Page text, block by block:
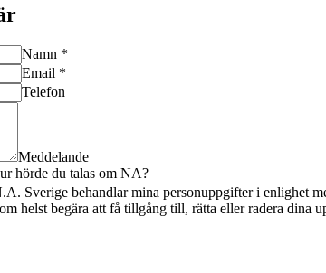
Namn *
Email *
Telefon
Meddelande
hörde du talas om NA?
Sverige behandlar mina personuppgifter i enlighet
helst begära att få tillgång till, rätta eller radera dina